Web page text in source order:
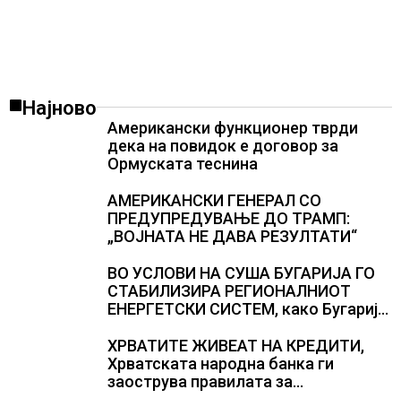
Најново
Американски функционер тврди
дека на повидок е договор за
Ормуската теснина
АМЕРИКАНСКИ ГЕНЕРАЛ СО
ПРЕДУПРЕДУВАЊЕ ДО ТРАМП:
„ВОЈНАТА НЕ ДАВА РЕЗУЛТАТИ“
ВО УСЛОВИ НА СУША БУГАРИЈА ГО
СТАБИЛИЗИРА РЕГИОНАЛНИОТ
ЕНЕРГЕТСКИ СИСТЕМ, како Бугарија
складирање на енергија од батерии
ХРВАТИТЕ ЖИВЕАТ НА КРЕДИТИ,
Хрватската народна банка ги
заострува правилата за